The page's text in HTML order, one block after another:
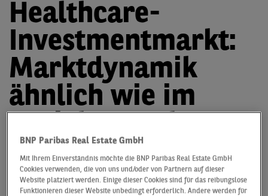
Healthcare-
Investmentmarkt:
Marktdynamik
ähnlich wie im
weiter deutlich
unter Rekordjahren
BNP Paribas Real Estate GmbH
Mit Ihrem Einverständnis möchte die BNP Paribas Real Estate GmbH
Cookies verwenden, die von uns und/oder von Partnern auf dieser
Website platziert werden. Einige dieser Cookies sind für das reibungslose
Funktionieren dieser Website unbedingt erforderlich. Andere werden für